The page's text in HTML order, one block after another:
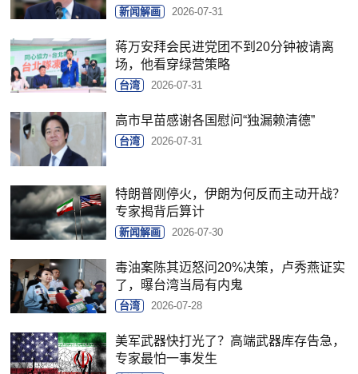
新闻解画 2026-07-31
蒋万安拜会民进党团不到20分钟被请离
场，他看穿绿营策略
台湾 2026-07-31
高市早苗感谢各国慰问“独漏赖清德”
台湾 2026-07-31
特朗普刚停火，伊朗为何反而主动开战？
专家揭背后算计
新闻解画 2026-07-30
毒油案陈其迈怒问20%决策，卢秀燕证实
了，曝台湾当局有内鬼
台湾 2026-07-28
美军武器快打光了？高端武器库存告急，
专家最怕一事发生